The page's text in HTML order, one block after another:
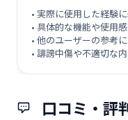
口コミ・評
• 実際に使用した経験
• 具体的な機能や使用
• 他のユーザーの参考
• 誹謗中傷や不適切な